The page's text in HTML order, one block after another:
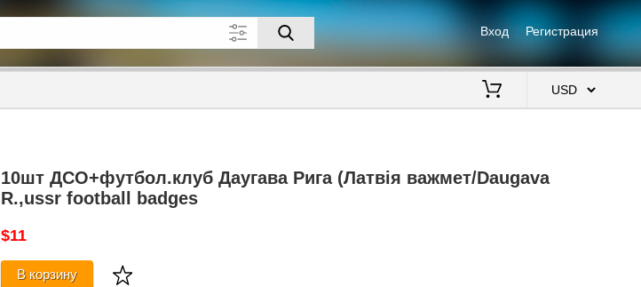
Вход Регистрация
10шт ДСО+футбол.клуб Даугава Рига (Латвія важмет/Daugava
R.,ussr football badges
$11
В корзину